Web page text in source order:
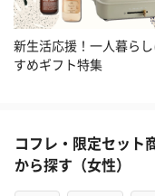
新生活応援！一人暮ら
すめギフト特集
コフレ・限定セット
から探す（女性）